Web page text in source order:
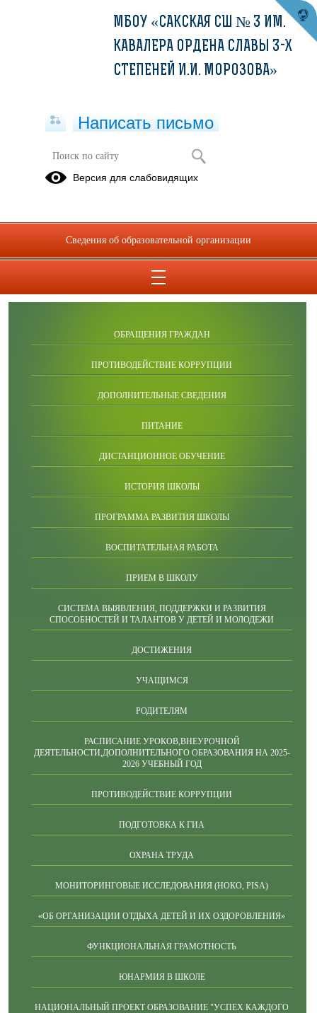
Мониторинговые исследования
(НОКО, PISA)
ОБРАЩЕНИЯ ГРАЖДАН
ПРОТИВОДЕЙСТВИЕ КОРРУПЦИИ
ДОПОЛНИТЕЛЬНЫЕ СВЕДЕНИЯ
ПИТАНИЕ
ДИСТАНЦИОННОЕ ОБУЧЕНИЕ
ИСТОРИЯ ШКОЛЫ
ПРОГРАММА РАЗВИТИЯ ШКОЛЫ
ВОСПИТАТЕЛЬНАЯ РАБОТА
ПРИЕМ В ШКОЛУ
СИСТЕМА ВЫЯВЛЕНИЯ, ПОДДЕРЖКИ И РАЗВИТИЯ
СПОСОБНОСТЕЙ И ТАЛАНТОВ У ДЕТЕЙ И МОЛОДЕЖИ
ДОСТИЖЕНИЯ
УЧАЩИМСЯ
РОДИТЕЛЯМ
РАСПИСАНИЕ УРОКОВ,ВНЕУРОЧНОЙ
ДЕЯТЕЛЬНОСТИ,ДОПОЛНИТЕЛЬНОГО ОБРАЗОВАНИЯ НА 2025-
2026 УЧЕБНЫЙ ГОД
ПРОТИВОДЕЙСТВИЕ КОРРУПЦИИ
ПОДГОТОВКА К ГИА
ОХРАНА ТРУДА
МОНИТОРИНГОВЫЕ ИССЛЕДОВАНИЯ (НОКО, PISA)
«ОБ ОРГАНИЗАЦИИ ОТДЫХА ДЕТЕЙ И ИХ ОЗДОРОВЛЕНИЯ»
ФУНКЦИОНАЛЬНАЯ ГРАМОТНОСТЬ
ЮНАРМИЯ В ШКОЛЕ
НАЦИОНАЛЬНЫЙ ПРОЕКТ ОБРАЗОВАНИЕ "УСПЕХ КАЖДОГО
МБОУ «САКСКАЯ СШ № 3 ИМ.
КАВАЛЕРА ОРДЕНА СЛАВЫ 3-Х
СТЕПЕНЕЙ И.И. МОРОЗОВА»
Написать письмо
Версия для слабовидящих
Сведения об образовательной организации